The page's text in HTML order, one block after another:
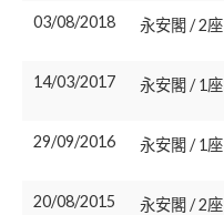
03/08/2018 永安閣 / 2座
14/03/2017 永安閣 / 1座
29/09/2016 永安閣 / 1座
20/08/2015 永安閣 / 2座